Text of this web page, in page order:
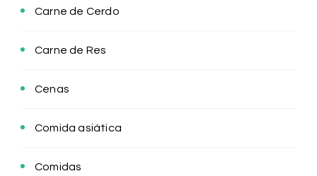
Carne de Cerdo
Carne de Res
Cenas
Comida asiática
Comidas